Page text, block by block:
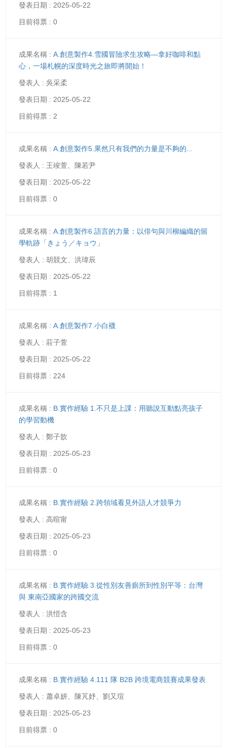
2025-05-22
0
A.創意製作4.雪國冒險求生攻略—拿好咖啡和點
心，一場札幌的深度時光之旅即將開始！
吳采柔
2025-05-22
2
A.創意製作5.果然只有我們的力量是不夠的...
王竣萱、陳若尹
2025-05-22
0
A.創意製作6.語言的力量：以俳句與川柳編織的留
學軌跡「きょう／キョウ」
胡競文、洪瑋辰
2025-05-22
1
A.創意製作7.小白襪
莊子萱
2025-05-22
224
B.實作經驗 1.不只是上課：用聽說互動點亮孩子
的學習動機
鄭子歆
2025-05-23
0
B.實作經驗 2.跨領域看見外語人才競爭力
高暄甯
2025-05-23
0
B.實作經驗 3.從性別友善廁所到性別平等：台灣
與 東南亞國家的跨國交流
洪愷含
2025-05-23
0
B.實作經驗 4.111 隊 B2B 跨境電商競賽成果發表
蕭卓妍、陳芃妤、劉又瑄
2025-05-23
0